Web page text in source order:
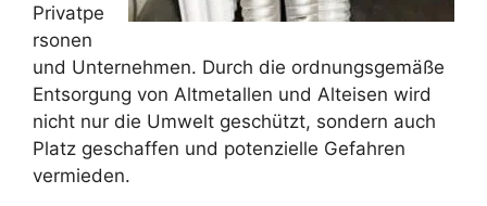
Privatpe
rsonen
und Unternehmen. Durch die ordnungsgemäße
Entsorgung von Altmetallen und Alteisen wird
nicht nur die Umwelt geschützt, sondern auch
Platz geschaffen und potenzielle Gefahren
vermieden.